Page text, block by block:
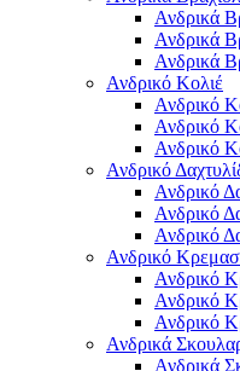
Ανδρικά
Ανδρικά
Ανδρικά
Ανδρικό Κολιέ
Ανδρικό
Ανδρικό
Ανδρικό
Ανδρικό
Ανδρικό
Ανδρικό
Ανδρικό
Ανδρικό
Ανδρικό
Ανδρικό
Ανδρικό
Ανδρικά
Ανδρικά